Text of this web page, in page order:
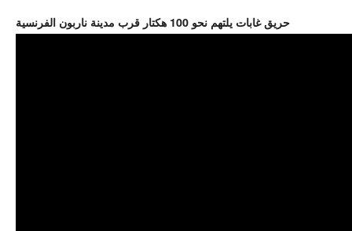
حريق غابات يلتهم نحو 100 هكتار قرب مدينة ناربون الفرنسية